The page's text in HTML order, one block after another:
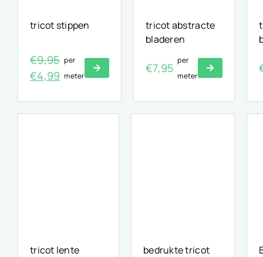
tricot stippen
€9,95
Oorspronkelijke
was:
€4,99 Huidige
is:
per
meter
tricot abstracte
bladeren
€7,95
per
meter
tricot lente
bedrukte tricot